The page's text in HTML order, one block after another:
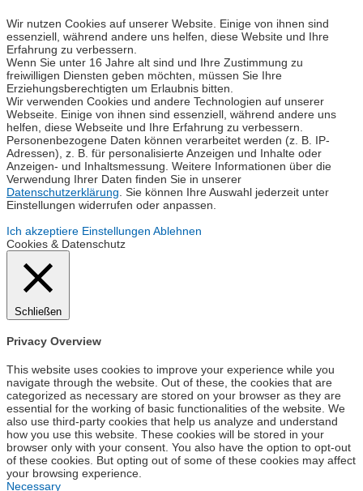
Wir nutzen Cookies auf unserer Website. Einige von ihnen sind
essenziell, während andere uns helfen, diese Website und Ihre
Erfahrung zu verbessern.
Wenn Sie unter 16 Jahre alt sind und Ihre Zustimmung zu
freiwilligen Diensten geben möchten, müssen Sie Ihre
Erziehungsberechtigten um Erlaubnis bitten.
Wir verwenden Cookies und andere Technologien auf unserer
Webseite. Einige von ihnen sind essenziell, während andere uns
helfen, diese Webseite und Ihre Erfahrung zu verbessern.
Personenbezogene Daten können verarbeitet werden (z. B. IP-
Adressen), z. B. für personalisierte Anzeigen und Inhalte oder
Anzeigen- und Inhaltsmessung. Weitere Informationen über die
Verwendung Ihrer Daten finden Sie in unserer
Datenschutzerklärung . Sie können Ihre Auswahl jederzeit unter
Einstellungen widerrufen oder anpassen.
Ich akzeptiere Einstellungen Ablehnen
Cookies & Datenschutz
Schließen
Privacy Overview
This website uses cookies to improve your experience while you
navigate through the website. Out of these, the cookies that are
categorized as necessary are stored on your browser as they are
essential for the working of basic functionalities of the website. We
also use third-party cookies that help us analyze and understand
how you use this website. These cookies will be stored in your
browser only with your consent. You also have the option to opt-out
of these cookies. But opting out of some of these cookies may affect
your browsing experience.
Necessary